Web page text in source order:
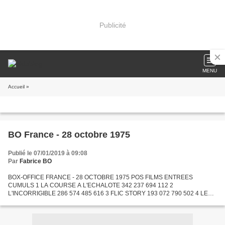
Publicité
MENU
Accueil »
BO France - 28 octobre 1975
Publié le 07/01/2019 à 09:08
Par Fabrice BO
BOX-OFFICE FRANCE - 28 OCTOBRE 1975 POS FILMS ENTREES
CUMULS 1 LA COURSE A L'ECHALOTE 342 237 694 112 2
L'INCORRIGIBLE 286 574 485 616 3 FLIC STORY 193 072 790 502 4 LE
6 PARFUM DE FEMME...